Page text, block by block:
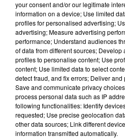
apporter de l'aide à
Blois, avec une priorité
coronavirus et à leurs
âgées, seules et isolées, en
qu'aux salarié(e)s en
municipalité.L'équipe de
le cadre de cette démarche
composant le 02 45 35 24 61,
14h à 17h.
your consent and/or our legitimate
information on a device; Use limited
profiles for personalised advertising;
advertising; Measure advertising
performance; Understand audiences
of data from different sources;
profiles to personalise content; Use
content; Use limited data to select
detect fraud, and fix errors; Deliver
Save and communicate privacy
process personal data such as IP
following functionalities: Identify
requested; Use precise geolocation
other data sources; Link different
information transmitted automatically.